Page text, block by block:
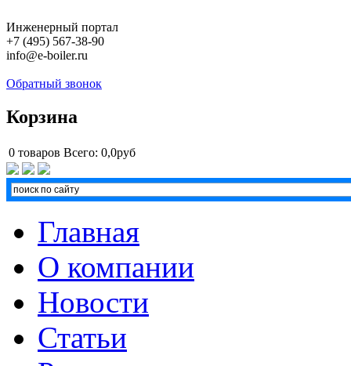
Инженерный портал
+7 (495) 567-38-90
info@e-boiler.ru
Обратный звонок
Корзина
0 товаров Всего: 0,0руб
Главная
О компании
Новости
Статьи